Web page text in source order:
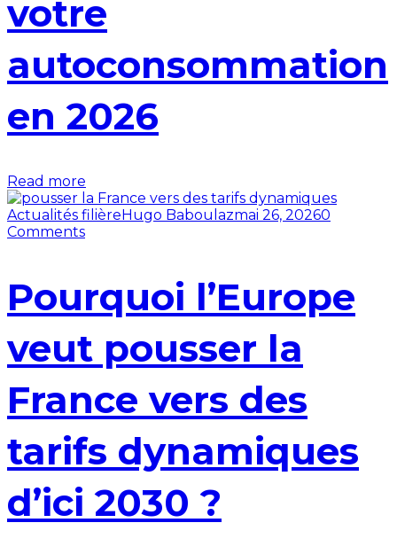
votre
autoconsommation
en 2026
Read more
Actualités filièreHugo Baboulazmai 26, 20260
Comments
Pourquoi l’Europe
veut pousser la
France vers des
tarifs dynamiques
d’ici 2030 ?